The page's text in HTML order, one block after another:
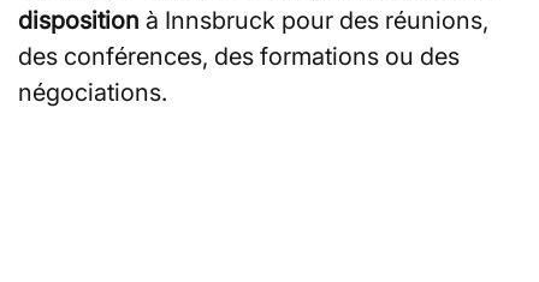
disposition à Innsbruck pour des réunions,
des conférences, des formations ou des
négociations.